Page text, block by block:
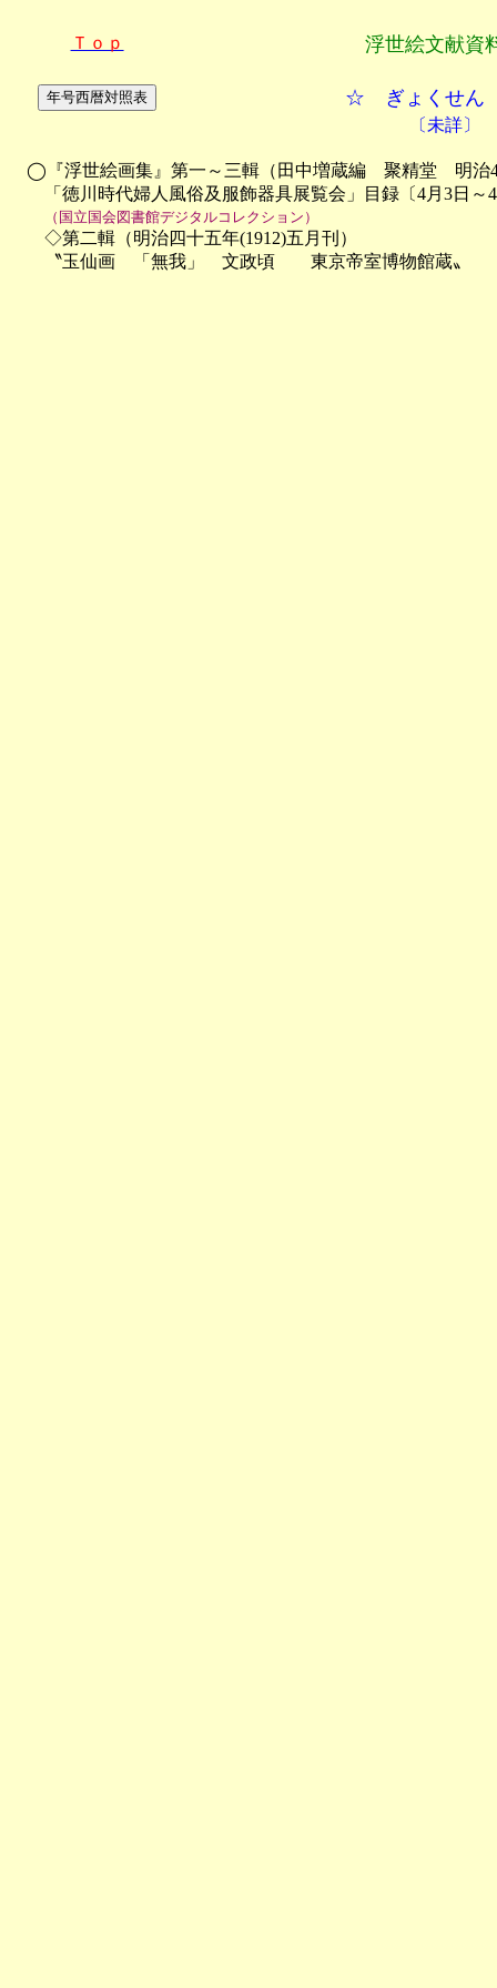
Ｔｏｐ 浮世絵文献資
☆ ぎょくせん
〔未詳〕
◯『浮世絵画集』第一～三輯（田中増蔵編　聚精堂　明治
「徳川時代婦人風俗及服飾器具展覧会」目録〔4月3日～4
（国立国会図書館デジタルコレクション）
◇第二輯（明治四十五年(1912)五月刊）